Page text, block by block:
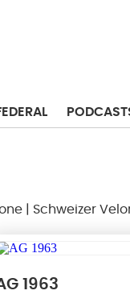
| Schweizer
1963